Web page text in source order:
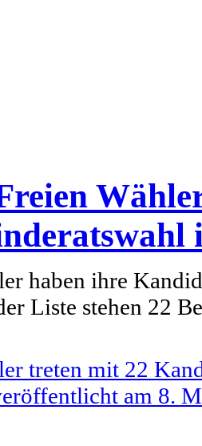
haben ihre
Liste stehen 22
treten mit 22
am 8.